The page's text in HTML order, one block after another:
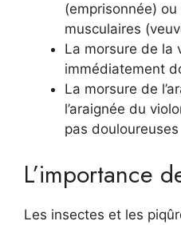
(emprisonnée)
musculaires
La morsure de la
immédiatement
La morsure de
l’araignée du
pas douloureuses
L’importance
Les insectes et les